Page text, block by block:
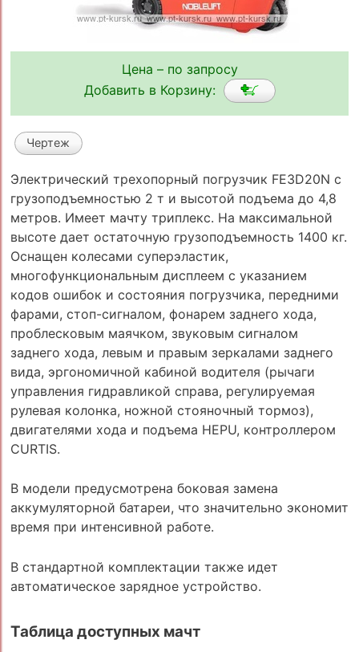
Цена – по запросу
Добавить в Корзину:
Чертеж
Электрический трехопорный погрузчик FE3D20N с
грузоподъемностью 2 т и высотой подъема до 4,8
метров. Имеет мачту триплекс. На максимальной
высоте дает остаточную грузоподъемность 1400 кг.
Оснащен колесами суперэластик,
многофункциональным дисплеем с указанием
кодов ошибок и состояния погрузчика, передними
фарами, стоп-сигналом, фонарем заднего хода,
проблесковым маячком, звуковым сигналом
заднего хода, левым и правым зеркалами заднего
вида, эргономичной кабиной водителя (рычаги
управления гидравликой справа, регулируемая
рулевая колонка, ножной стояночный тормоз),
двигателями хода и подъема HEPU, контроллером
CURTIS.
В модели предусмотрена боковая замена
аккумуляторной батареи, что значительно экономит
время при интенсивной работе.
В стандартной комплектации также идет
автоматическое зарядное устройство.
Таблица доступных мачт